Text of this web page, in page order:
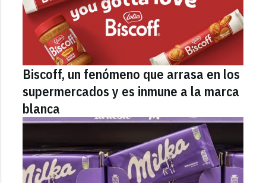
Biscoff, un fenómeno que arrasa en los
supermercados y es inmune a la marca
blanca